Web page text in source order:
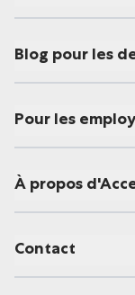
Blog pour les
Pour les
À propos
Contact